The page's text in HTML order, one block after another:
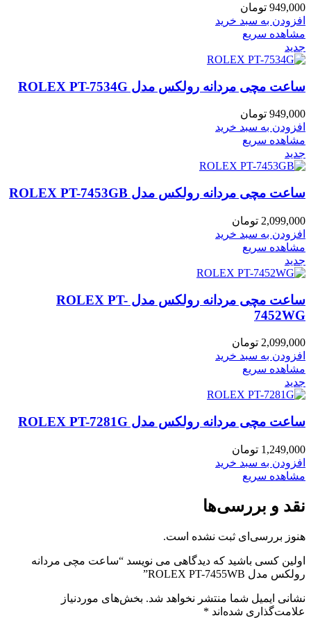
949,000 تومان
افزودن به سبد خرید
مشاهده سریع
جدید
ساعت مچی مردانه رولکس مدل ROLEX PT-7534G
949,000 تومان
افزودن به سبد خرید
مشاهده سریع
جدید
ساعت مچی مردانه رولکس مدل ROLEX PT-7453GB
2,099,000 تومان
افزودن به سبد خرید
مشاهده سریع
جدید
ساعت مچی مردانه رولکس مدل ROLEX PT-
7452WG
2,099,000 تومان
افزودن به سبد خرید
مشاهده سریع
جدید
ساعت مچی مردانه رولکس مدل ROLEX PT-7281G
1,249,000 تومان
افزودن به سبد خرید
مشاهده سریع
نقد و بررسی‌ها
هنوز بررسی‌ای ثبت نشده است.
اولین کسی باشید که دیدگاهی می نویسد “ساعت مچی مردانه
رولکس مدل ROLEX PT-7455WB”
نشانی ایمیل شما منتشر نخواهد شد. بخش‌های موردنیاز
علامت‌گذاری شده‌اند *